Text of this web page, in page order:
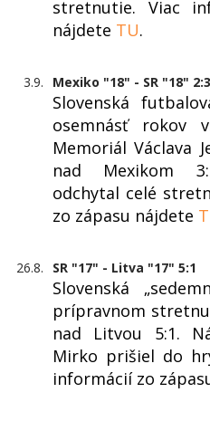
stretnutie. Viac
nájdete TU.
3.9. Mexiko "18" - SR "18" 2:3
Slovenská
osemnásť rokov
Memoriál Václava
nad Mexikom
odchytal celé
zo zápasu nájdete
26.8. SR "17" - Litva "17" 5:1
Slovenská
prípravnom
nad Litvou 5:1.
Mirko prišiel do
informácií zo